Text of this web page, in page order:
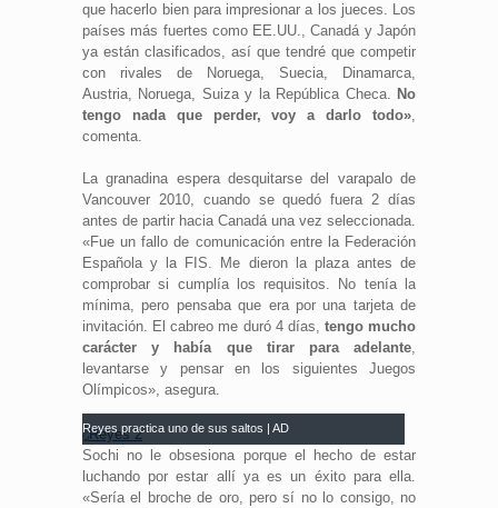
que hacerlo bien para impresionar a los jueces. Los
países más fuertes como EE.UU., Canadá y Japón
ya están clasificados, así que tendré que competir
con rivales de Noruega, Suecia, Dinamarca,
Austria, Noruega, Suiza y la República Checa. No
tengo nada que perder, voy a darlo todo»,
comenta.
La granadina espera desquitarse del varapalo de
Vancouver 2010, cuando se quedó fuera 2 días
antes de partir hacia Canadá una vez seleccionada.
«Fue un fallo de comunicación entre la Federación
Española y la FIS. Me dieron la plaza antes de
comprobar si cumplía los requisitos. No tenía la
mínima, pero pensaba que era por una tarjeta de
invitación. El cabreo me duró 4 días, tengo mucho
carácter y había que tirar para adelante,
levantarse y pensar en los siguientes Juegos
Olímpicos», asegura.
Reyes practica uno de sus saltos | AD
Sochi no le obsesiona porque el hecho de estar
luchando por estar allí ya es un éxito para ella.
«Sería el broche de oro, pero sí no lo consigo, no